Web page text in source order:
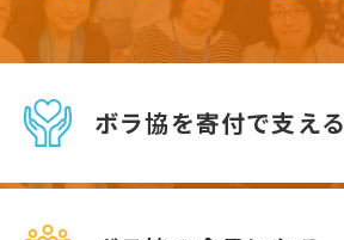
ボラ協を寄付で支える